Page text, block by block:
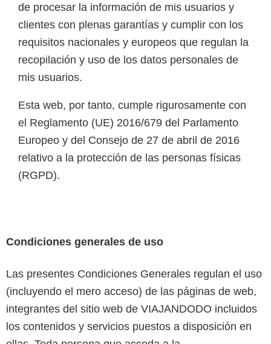
de procesar la información de mis usuarios y
clientes con plenas garantías y cumplir con los
requisitos nacionales y europeos que regulan la
recopilación y uso de los datos personales de
mis usuarios.
Esta web, por tanto, cumple rigurosamente con
el Reglamento (UE) 2016/679 del Parlamento
Europeo y del Consejo de 27 de abril de 2016
relativo a la protección de las personas físicas
(RGPD).
Condiciones generales de uso
Las presentes Condiciones Generales regulan el uso
(incluyendo el mero acceso) de las páginas de web,
integrantes del sitio web de VIAJANDODO incluidos
los contenidos y servicios puestos a disposición en